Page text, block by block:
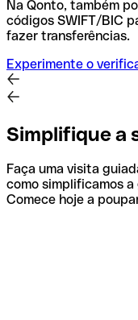
Na Qonto, também
códigos SWIFT/BIC
fazer transferências.
Experimente o
Simplifique a
Faça uma visita
como simplificamos
Comece hoje a